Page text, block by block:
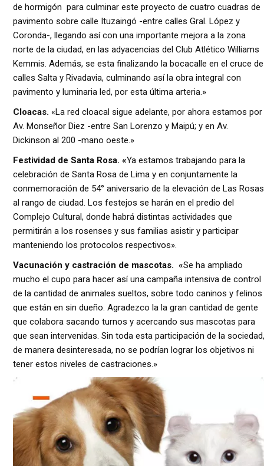
de hormigón para culminar este proyecto de cuatro cuadras de
pavimento sobre calle Ituzaingó -entre calles Gral. López y
Coronda-, llegando así con una importante mejora a la zona
norte de la ciudad, en las adyacencias del Club Atlético Williams
Kemmis. Además, se esta finalizando la bocacalle en el cruce de
calles Salta y Rivadavia, culminando así la obra integral con
pavimento y luminaria led, por esta última arteria.»
Cloacas. «La red cloacal sigue adelante, por ahora estamos por
Av. Monseñor Diez -entre San Lorenzo y Maipú; y en Av.
Dickinson al 200 -mano oeste.»
Festividad de Santa Rosa. «Ya estamos trabajando para la
celebración de Santa Rosa de Lima y en conjuntamente la
conmemoración de 54° aniversario de la elevación de Las Rosas
al rango de ciudad. Los festejos se harán en el predio del
Complejo Cultural, donde habrá distintas actividades que
permitirán a los rosenses y sus familias asistir y participar
manteniendo los protocolos respectivos».
Vacunación y castración de mascotas. «Se ha ampliado
mucho el cupo para hacer así una campaña intensiva de control
de la cantidad de animales sueltos, sobre todo caninos y felinos
que están en sin dueño. Agradezco la la gran cantidad de gente
que colabora sacando turnos y acercando sus mascotas para
que sean intervenidas. Sin toda esta participación de la sociedad,
de manera desinteresada, no se podrían lograr los objetivos ni
tener estos niveles de castraciones.»